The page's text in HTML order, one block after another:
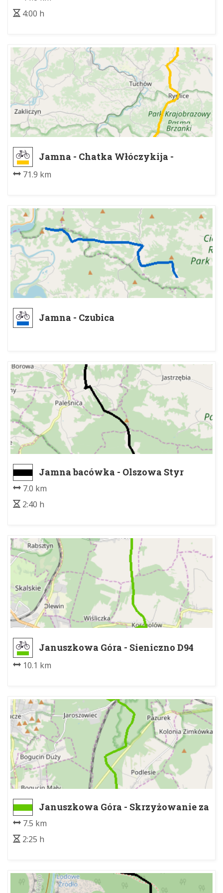
4:00 h
Jamna - Chatka Włóczykija -
71.9 km
Jamna - Czubica
Jamna bacówka - Olszowa Styr
7.0 km
2:40 h
Januszkowa Góra - Sieniczno D94
10.1 km
Januszkowa Góra - Skrzyżowanie za
Stołową Górą (Jaroszowiec las)
7.5 km
2:25 h